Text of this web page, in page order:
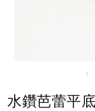
水鑽芭蕾平